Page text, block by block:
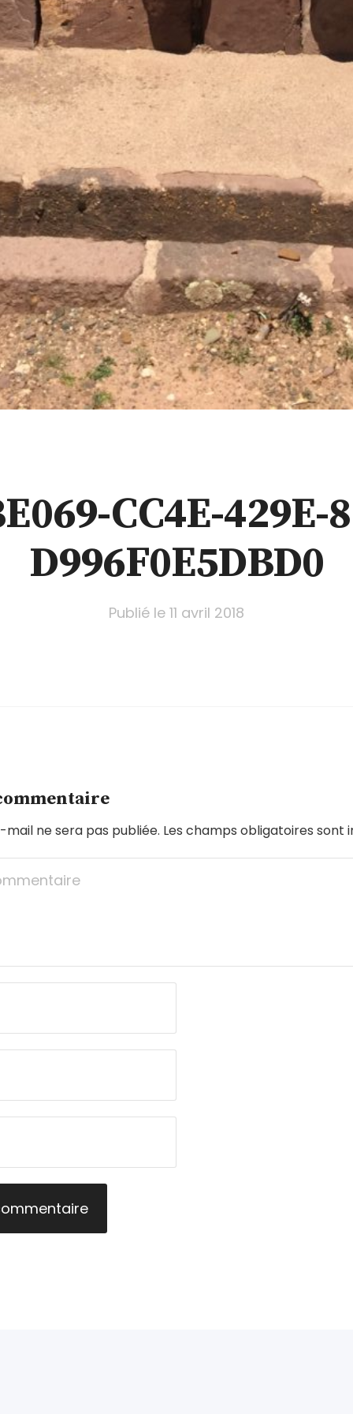
CC4E-429E-
D996F0E5DBD0
Publié le 11 avril 2018
ne sera pas publiée. Les champs obligatoires sont